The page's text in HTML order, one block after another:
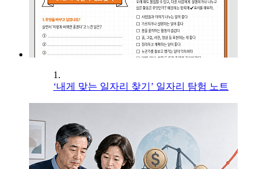
1.
‘내게 맞는 일자리 찾기’ 일자리 탐험 노트